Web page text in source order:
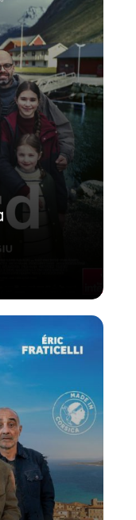
CANNES 2026 -